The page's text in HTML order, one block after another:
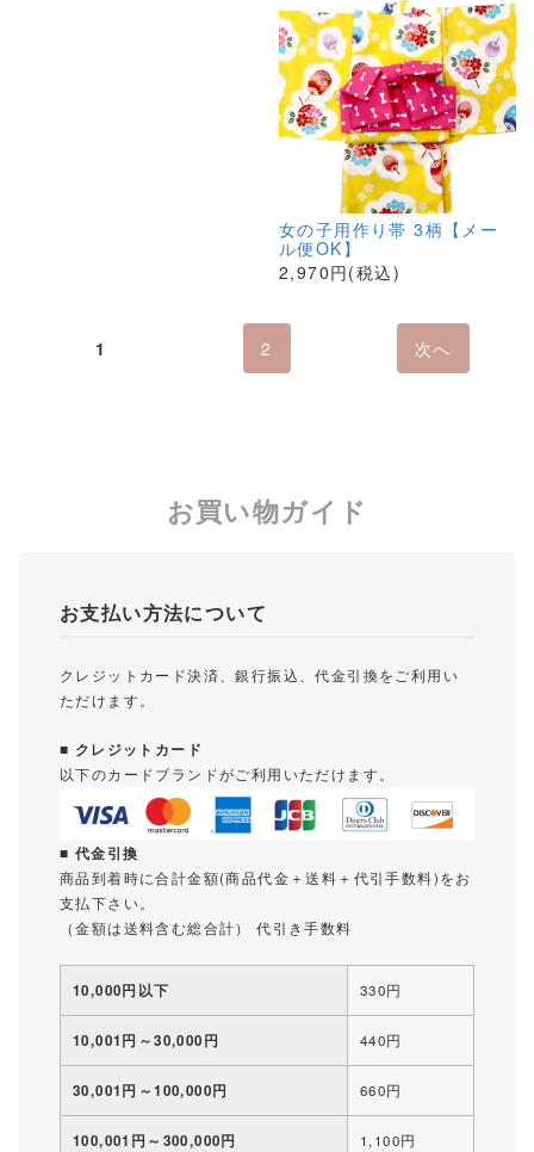
女の子用作り帯 3柄【メー
ル便OK】
2,970円(税込)
1 2 次へ
お買い物ガイド
お支払い方法について
クレジットカード決済、銀行振込、代金引換をご利用い
ただけます。
■ クレジットカード
以下のカードブランドがご利用いただけます。
■ 代金引換
商品到着時に合計金額(商品代金＋送料＋代引手数料)をお
支払下さい。
（金額は送料含む総合計） 代引き手数料
10,000円以下 330円
10,001円～30,000円 440円
30,001円～100,000円 660円
100,001円～300,000円 1,100円